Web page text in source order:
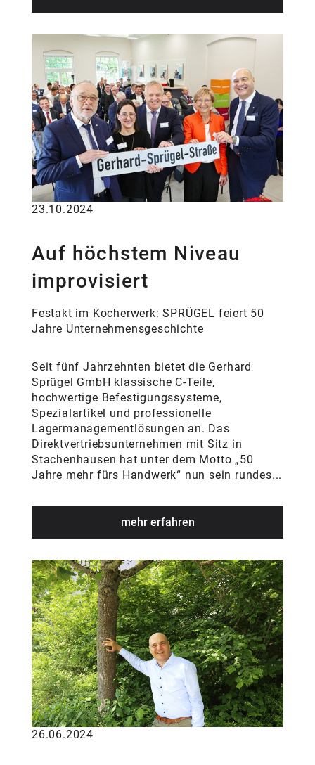
23.10.2024
Auf höchstem Niveau
improvisiert
Festakt im Kocherwerk: SPRÜGEL feiert 50
Jahre Unternehmensgeschichte
Seit fünf Jahrzehnten bietet die Gerhard
Sprügel GmbH klassische C-Teile,
hochwertige Befestigungssysteme,
Spezialartikel und professionelle
Lagermanagementlösungen an. Das
Direktvertriebsunternehmen mit Sitz in
Stachenhausen hat unter dem Motto „50
Jahre mehr fürs Handwerk“ nun sein rundes...
mehr erfahren
26.06.2024